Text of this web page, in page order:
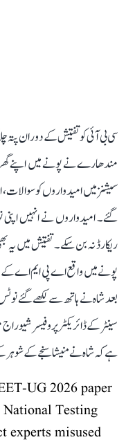
مندھارے نے پونے میں اپنے
گئے۔ امیدواروں نے انہیں
ریکارڈ نہ بن سکے۔ تفتیش میں یہ
پونے میں واقع اے پی ایم اے کے
بعد شاہ نے ہاتھ سے لکھے گئے نوٹس
سینٹر کے ڈائریکٹر پروفیسر
ہے کہ شاہ نے منیشا سنجے کے شوہر
UG 2026 paper
Testing
experts misused